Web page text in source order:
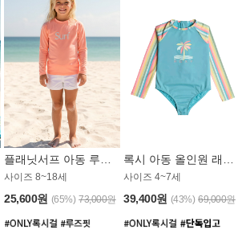
사이즈 8~18세
25,600원 (65%) 73,000원
사이즈 4~7세
39,400원 (43%) 69,000원